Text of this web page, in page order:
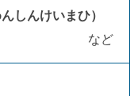
しんけいまひ）
など